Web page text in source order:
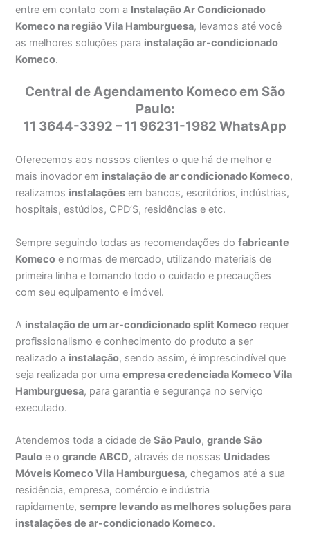
entre em contato com a Instalação Ar Condicionado
Komeco na região Vila Hamburguesa, levamos até você
as melhores soluções para instalação ar-condicionado
Komeco.
Central de Agendamento Komeco em São
Paulo:
11 3644-3392 – 11 96231-1982 WhatsApp
Oferecemos aos nossos clientes o que há de melhor e
mais inovador em instalação de ar condicionado Komeco,
realizamos instalações em bancos, escritórios, indústrias,
hospitais, estúdios, CPD’S, residências e etc.
Sempre seguindo todas as recomendações dofabricante
Komeco e normas de mercado, utilizando materiais de
primeira linha e tomando todo o cuidado e precauções
com seu equipamento e imóvel.
A instalação de um ar-condicionado split Komeco requer
profissionalismo e conhecimento do produto a ser
realizado a instalação, sendo assim, é imprescindível que
seja realizada por umaempresa credenciada Komeco Vila
Hamburguesa, para garantia e segurança no serviço
executado.
Atendemos toda a cidade deSão Paulo,grande São
Paulo e ogrande ABCD, através de nossas Unidades
Móveis Komeco Vila Hamburguesa, chegamos até a sua
residência, empresa, comércio e indústria
rapidamente,sempre levando as melhores soluções para
instalações de ar-condicionado Komeco.